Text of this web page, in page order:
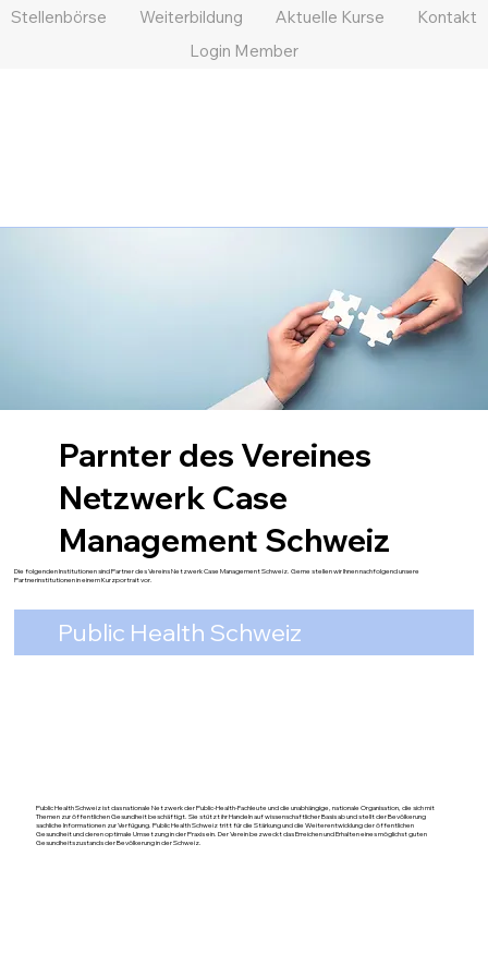
Stellenbörse Weiterbildung Aktuelle Kurse
Kontakt
Login Member
Parnter des Vereines
Netzwerk Case
Management Schweiz
Die folgenden Institutionen sind Partner des Vereins Netzwerk Case Management Schweiz. Gerne stellen wir Ihnen nachfolgend unsere
Partnerinstitutionen in einem Kurzportrait vor.
Public Health Schweiz
Public Health Schweiz ist das nationale Netzwerk der Public-Health-Fachleute und die unabhängige, nationale Organisation, die sich mit
Themen zur öffentlichen Gesundheit beschäftigt. Sie stützt ihr Handeln auf wissenschaftlicher Basis ab und stellt der Bevölkerung
sachliche Informationen zur Verfügung. Public Health Schweiz tritt für die Stärkung und die Weiterentwicklung der öffentlichen
Gesundheit und deren optimale Umsetzung in der Praxis ein. Der Verein bezweckt das Erreichen und Erhalten eines möglichst guten
Gesundheitszustands der Bevölkerung in der Schweiz.